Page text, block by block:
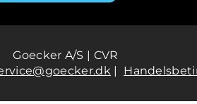
Goecker A/S | CVR
|